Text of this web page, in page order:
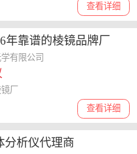
查看详细
年靠谱的棱镜品牌厂
解析不同类型棱镜厂家
有限公司
查看详细
厂
分析仪代理商